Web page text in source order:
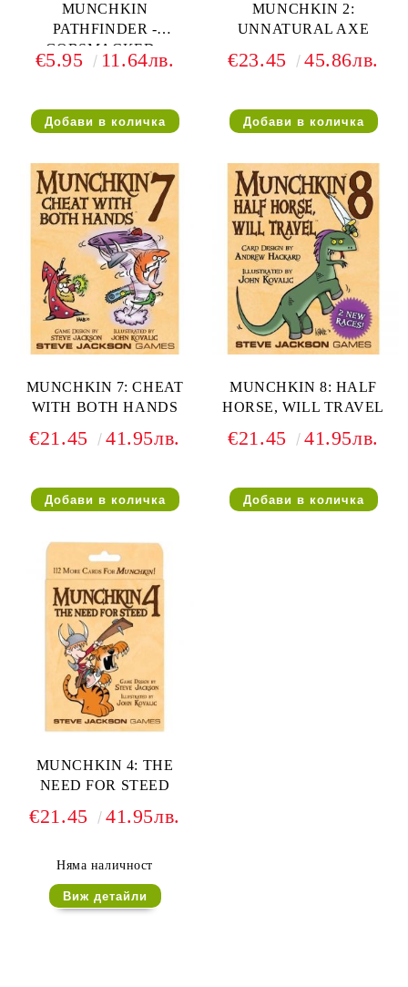
MUNCHKIN
PATHFINDER -
GOBSMACKED -
EXPANSION
€5.95 11.64лв.
MUNCHKIN 2:
UNNATURAL AXE
€23.45 45.86лв.
MUNCHKIN 7: CHEAT
WITH BOTH HANDS
€21.45 41.95лв.
MUNCHKIN 8: HALF
HORSE, WILL TRAVEL
€21.45 41.95лв.
MUNCHKIN 4: THE
NEED FOR STEED
€21.45 41.95лв.
Няма наличност
Виж детайли